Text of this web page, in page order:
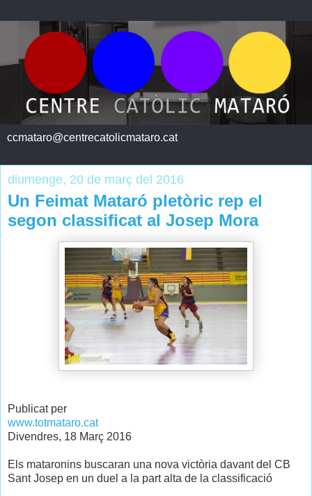
ccmataro@centrecatolicmataro.cat
diumenge, 20 de març del 2016
Un Feimat Mataró pletòric rep el
segon classificat al Josep Mora
Publicat per
www.totmataro.cat
Divendres, 18 Març 2016
Els mataronins buscaran una nova victòria davant del CB
Sant Josep en un duel a la part alta de la classificació